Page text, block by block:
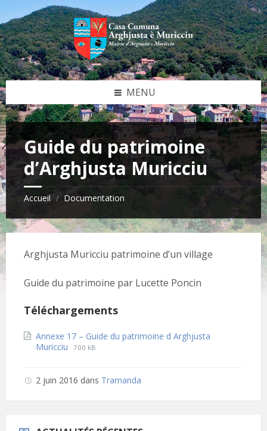
content
left
sidebar
right
sidebar
footer
MENU
Guide du patrimoine
d’Arghjusta Muricciu
Accueil / Documentation
Arghjusta Muricciu patrimoine d’un village
Guide du patrimoine par Lucette Poncin
Téléchargements
Annexe 17 – Guide du patrimoine d Arghjusta
Muricciu File
File
700 kB
2 juin 2016 dans Tramanda